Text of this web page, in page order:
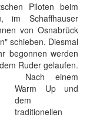
Piloten beim
im Schaffhauser
von Osnabrück
schieben. Diesmal
begonnen werden
Ruder gelaufen.
Nach einem
Warm Up und
dem
traditionellen